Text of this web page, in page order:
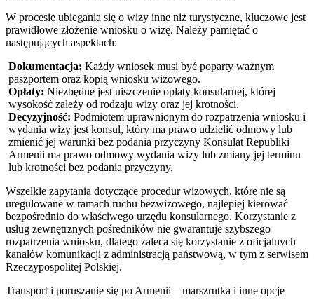
W procesie ubiegania się o wizy inne niż turystyczne, kluczowe jest
prawidłowe złożenie wniosku o wizę. Należy pamiętać o
następujących aspektach:
Dokumentacja: Każdy wniosek musi być poparty ważnym
paszportem oraz kopią wniosku wizowego.
Opłaty: Niezbędne jest uiszczenie opłaty konsularnej, której
wysokość zależy od rodzaju wizy oraz jej krotności.
Decyzyjność: Podmiotem uprawnionym do rozpatrzenia wniosku i
wydania wizy jest konsul, który ma prawo udzielić odmowy lub
zmienić jej warunki bez podania przyczyny Konsulat Republiki
Armenii ma prawo odmowy wydania wizy lub zmiany jej terminu
lub krotności bez podania przyczyny.
Wszelkie zapytania dotyczące procedur wizowych, które nie są
uregulowane w ramach ruchu bezwizowego, najlepiej kierować
bezpośrednio do właściwego urzędu konsularnego. Korzystanie z
usług zewnętrznych pośredników nie gwarantuje szybszego
rozpatrzenia wniosku, dlatego zaleca się korzystanie z oficjalnych
kanałów komunikacji z administracją państwową, w tym z serwisem
Rzeczypospolitej Polskiej.
Transport i poruszanie się po Armenii – marszrutka i inne opcje